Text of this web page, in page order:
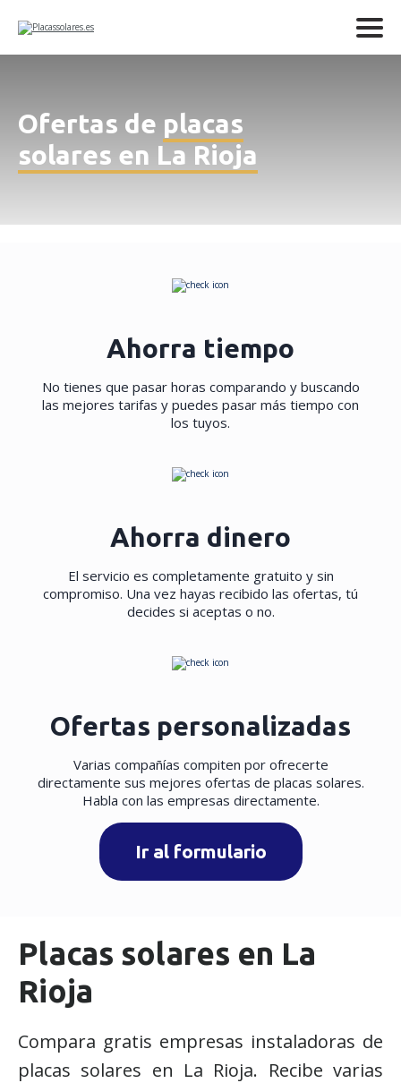
Ofertas de placas
solares en La Rioja
Ahorra tiempo
No tienes que pasar horas comparando y buscando
las mejores tarifas y puedes pasar más tiempo con
los tuyos.
Ahorra dinero
El servicio es completamente gratuito y sin
compromiso. Una vez hayas recibido las ofertas, tú
decides si aceptas o no.
Ofertas personalizadas
Varias compañías compiten por ofrecerte
directamente sus mejores ofertas de placas solares.
Habla con las empresas directamente.
Ir al formulario
Placas solares en La
Rioja
Compara gratis empresas instaladoras de
placas solares en La Rioja. Recibe varias